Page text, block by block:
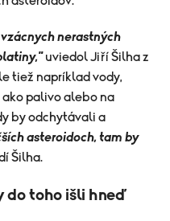
nerastných
uviedol Jiří Šilha z
tiež napríklad vody,
palivo alebo na
by odchytávali a
asteroidoch, tam by
Šilha.
do toho išli hneď